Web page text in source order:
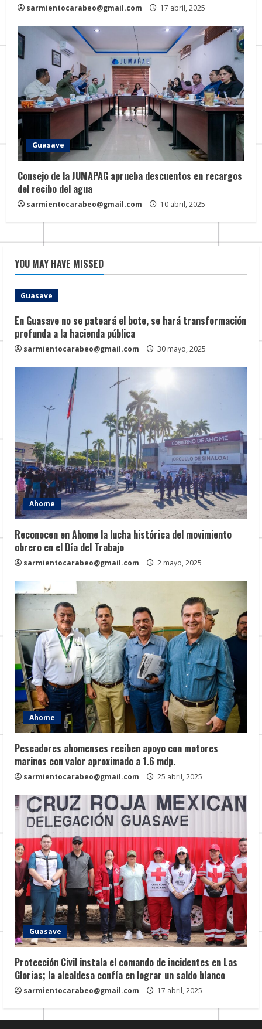
sarmientocarabeo@gmail.com 17 abril, 2025
Guasave
Consejo de la JUMAPAG aprueba descuentos en recargos
del recibo del agua
sarmientocarabeo@gmail.com 10 abril, 2025
YOU MAY HAVE MISSED
Guasave
En Guasave no se pateará el bote, se hará transformación
profunda a la hacienda pública
sarmientocarabeo@gmail.com 30 mayo, 2025
Ahome
Reconocen en Ahome la lucha histórica del movimiento
obrero en el Día del Trabajo
sarmientocarabeo@gmail.com 2 mayo, 2025
Ahome
Pescadores ahomenses reciben apoyo con motores
marinos con valor aproximado a 1.6 mdp.
sarmientocarabeo@gmail.com 25 abril, 2025
Guasave
Protección Civil instala el comando de incidentes en Las
Glorias; la alcaldesa confía en lograr un saldo blanco
sarmientocarabeo@gmail.com 17 abril, 2025